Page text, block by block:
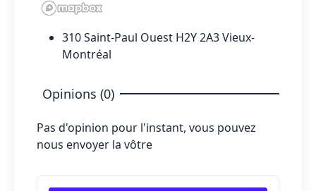
310 Saint-Paul Ouest H2Y 2A3 Vieux-
Montréal
Opinions (0)
Pas d'opinion pour l'instant, vous pouvez
nous envoyer la vôtre